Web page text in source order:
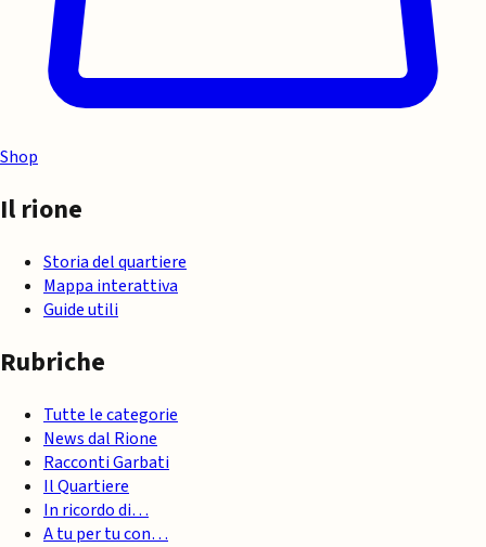
Shop
Il rione
Storia del quartiere
Mappa interattiva
Guide utili
Rubriche
Tutte le categorie
News dal Rione
Racconti Garbati
Il Quartiere
In ricordo di…
A tu per tu con…